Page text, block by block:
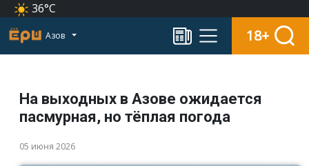
36°C
Азов 18+
На выходных в Азове ожидается
пасмурная, но тёплая погода
05 июня 2026